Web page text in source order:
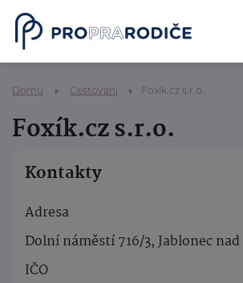
Domů Cestování Foxík.cz s.r.o.
Foxík.cz s.r.o.
Kontakty
Adresa
Dolní náměstí 716/3, Jablonec
IČO